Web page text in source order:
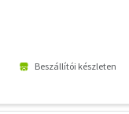
Beszállítói készleten